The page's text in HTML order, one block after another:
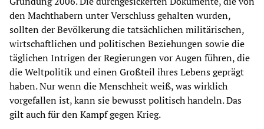
den Machthabern unter Verschluss gehalten wurden,
sollten der Bevölkerung die tatsächlichen militärischen,
wirtschaftlichen und politischen Beziehungen sowie die
täglichen Intrigen der Regierungen vor Augen führen, die
die Weltpolitik und einen Großteil ihres Lebens geprägt
haben. Nur wenn die Menschheit weiß, was wirklich
vorgefallen ist, kann sie bewusst politisch handeln. Das
gilt auch für den Kampf gegen Krieg.